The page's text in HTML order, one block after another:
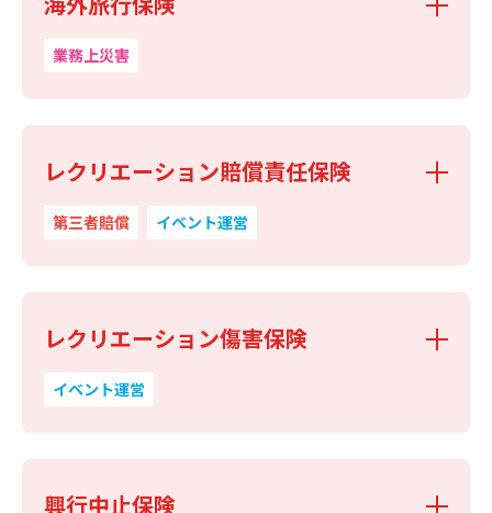
業務上災害
レクリエーション賠償責任保険
第三者賠償 イベント運営
レクリエーション傷害保険
イベント運営
興行中止保険